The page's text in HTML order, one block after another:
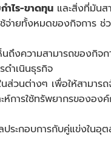
ำไร-ขาดทุน และสิ่งที่มัน
จ่ายทั้งหมดของกิจการ ช่
ถึงความสามารถของกิจก
ดำเนินธุรกิจ
ในส่วนต่างๆ เพื่อให้สามา
ะห์การใช้ทรัพยากรของอ
ประกอบการกับคู่แข่งในอุ